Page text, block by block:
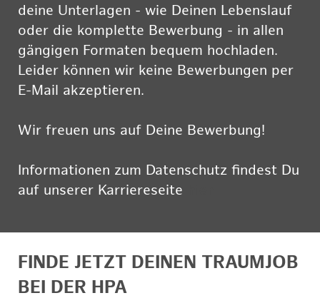
deine Unterlagen - wie Deinen Lebenslauf
oder die komplette Bewerbung - in allen
gängigen Formaten bequem hochladen.
Leider können wir keine Bewerbungen per
E-Mail akzeptieren.
Wir freuen uns auf Deine Bewerbung!
Informationen zum Datenschutz findest Du
auf unserer Karriereseite
FINDE JETZT DEINEN TRAUMJOB
BEI DER HPA